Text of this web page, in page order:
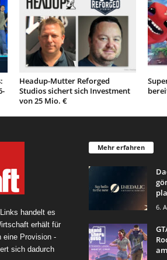
Headup-Mutter Reforged
Studios sichert sich Investment
von 25 Mio. €
handelt es
erhält für
eine Provision -
sich dadurch
Mehr erfahren
6.